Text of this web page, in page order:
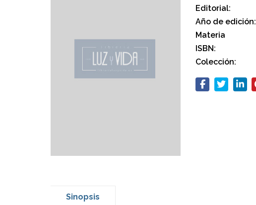
Editorial:
Año de edición:
Materia
ISBN:
Colección:
Sinopsis